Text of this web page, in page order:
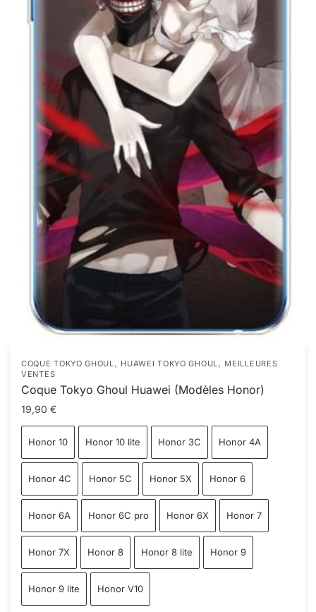
COQUE TOKYO GHOUL , HUAWEI TOKYO GHOUL , MEILLEURES
VENTES
Coque Tokyo Ghoul Huawei (Modèles Honor)
19,90 €
Honor 10 Honor 10 lite Honor 3C Honor 4A
Honor 4C Honor 5C Honor 5X Honor 6
Honor 6A Honor 6C pro Honor 6X Honor 7
Honor 7X Honor 8 Honor 8 lite Honor 9
Honor 9 lite Honor V10